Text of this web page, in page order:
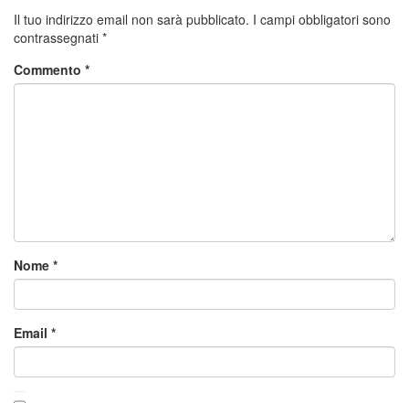
Il tuo indirizzo email non sarà pubblicato. I campi obbligatori sono
contrassegnati *
Commento *
Nome *
Email *